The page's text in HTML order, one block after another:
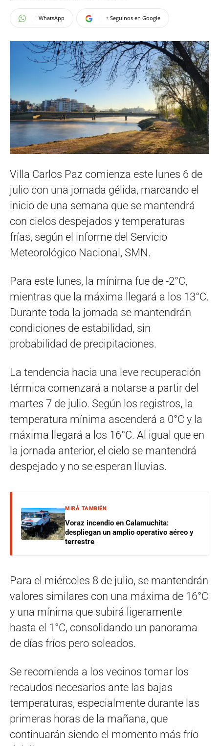
WhatsApp + Seguinos en Google
Villa Carlos Paz comienza este lunes 6 de
julio con una jornada gélida, marcando el
inicio de una semana que se mantendrá
con cielos despejados y temperaturas
frías, según el informe del Servicio
Meteorológico Nacional, SMN.
Para este lunes, la mínima fue de -2°C,
mientras que la máxima llegará a los 13°C.
Durante toda la jornada se mantendrán
condiciones de estabilidad, sin
probabilidad de precipitaciones.
La tendencia hacia una leve recuperación
térmica comenzará a notarse a partir del
martes 7 de julio. Según los registros, la
temperatura mínima ascenderá a 0°C y la
máxima llegará a los 16°C. Al igual que en
la jornada anterior, el cielo se mantendrá
despejado y no se esperan lluvias.
MIRÁ TAMBIÉN
Voraz incendio en Calamuchita:
despliegan un amplio operativo aéreo y
terrestre
Para el miércoles 8 de julio, se mantendrán
valores similares con una máxima de 16°C
y una mínima que subirá ligeramente
hasta el 1°C, consolidando un panorama
de días fríos pero soleados.
Se recomienda a los vecinos tomar los
recaudos necesarios ante las bajas
temperaturas, especialmente durante las
primeras horas de la mañana, que
continuarán siendo el momento más frío